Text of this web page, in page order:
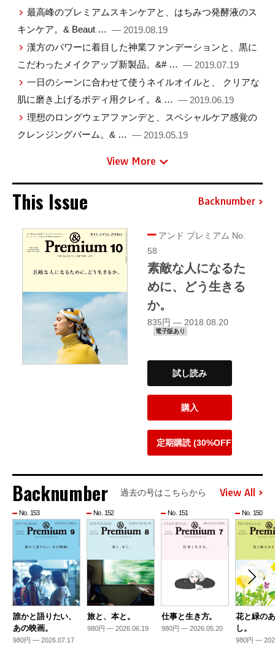
最高峰のプレミアムスキンケアと、はちみつ発酵液のス
キンケア。& Beaut … — 2019.08.19
漢方のパワーに着目した神業ファンデーションと、黒に
こだわったメイクアップ新製品。&# … — 2019.07.19
一日のシーンに合わせて使うネイルオイルと、 クリアな
肌に磨き上げるボディ用クレイ。& … — 2019.06.19
理想のロングウェアファンデと、スペシャルケア感覚の
クレンジングバーム。& … — 2019.05.19
View More
This Issue Backnumber
アンド プレミアム No.
58
素敵な人になるた
めに、どう生きる
か。
835円 — 2018.08.20
電子版あり
試し読み
購入
定期購読 (30%OFF)
Backnumber 過去の号はこちらから View All
No. 153
誰かと語りたい、
あの映画。
980円 — 2026.07.17
No. 152
旅と、本と。
980円 — 2026.06.19
No. 151
仕事と生き方。
980円 — 2026.05.20
No. 150
花と緑の
し。
980円 —